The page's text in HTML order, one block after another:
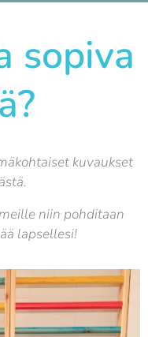
sopiva
kuvaukset
niin pohditaan
lapsellesi!